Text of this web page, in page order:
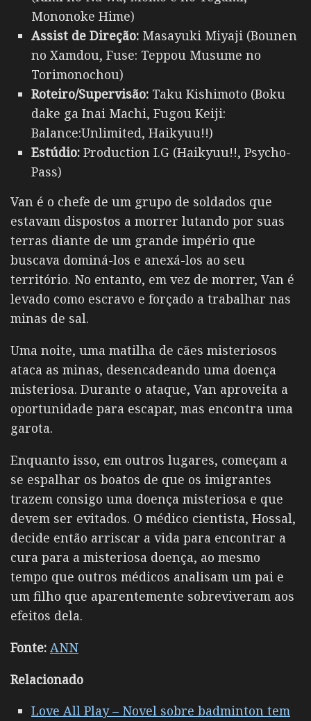
Mononoke Hime)
Assist de Direção: Masayuki Miyaji (Bounen
no Xamdou, Fuse: Teppou Musume no
Torimonochou)
Roteiro/Supervisão: Taku Kishimoto (Boku
dake ga Inai Machi, Fugou Keiji:
Balance:Unlimited, Haikyuu!!)
Estúdio: Production I.G (Haikyuu!!, Psycho-
Pass)
Van é o chefe de um grupo de soldados que
estavam dispostos a morrer lutando por suas
terras diante de um grande império que
buscava dominá-los e anexá-los ao seu
território. No entanto, em vez de morrer, Van é
levado como escravo e forçado a trabalhar nas
minas de sal.
Uma noite, uma matilha de cães misteriosos
ataca as minas, desencadeando uma doença
misteriosa. Durante o ataque, Van aproveita a
oportunidade para escapar, mas encontra uma
garota.
Enquanto isso, em outros lugares, começam a
se espalhar os boatos de que os imigrantes
trazem consigo uma doença misteriosa e que
devem ser evitados. O médico cientista, Hossal,
decide então arriscar a vida para encontrar a
cura para a misteriosa doença, ao mesmo
tempo que outros médicos analisam um pai e
um filho que aparentemente sobreviveram aos
efeitos dela.
Fonte: ANN
Relacionado
Love All Play – Novel sobre badminton tem